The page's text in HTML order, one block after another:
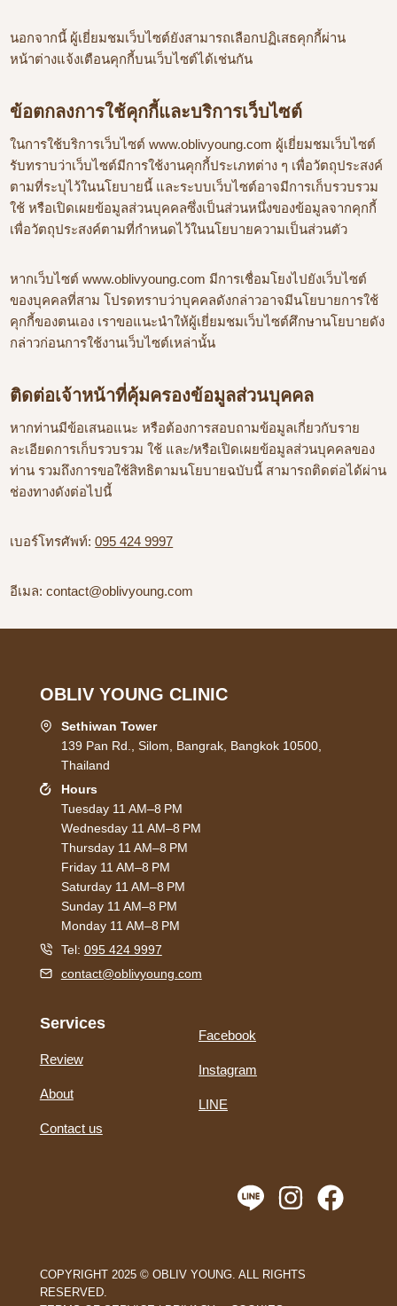
นอกจากนี้ ผู้เยี่ยมชมเว็บไซต์ยังสามารถเลือกปฏิเสธคุกกี้ผ่าน
หน้าต่างแจ้งเตือนคุกกี้บนเว็บไซต์ได้เช่นกัน
ข้อตกลงการใช้คุกกี้และบริการเว็บไซต์
ในการใช้บริการเว็บไซต์ www.oblivyoung.com ผู้เยี่ยมชมเว็บไซต์
รับทราบว่าเว็บไซต์มีการใช้งานคุกกี้ประเภทต่าง ๆ เพื่อวัตถุประสงค์
ตามที่ระบุไว้ในนโยบายนี้ และระบบเว็บไซต์อาจมีการเก็บรวบรวม
ใช้ หรือเปิดเผยข้อมูลส่วนบุคคลซึ่งเป็นส่วนหนึ่งของข้อมูลจากคุกกี้
เพื่อวัตถุประสงค์ตามที่กำหนดไว้ในนโยบายความเป็นส่วนตัว
หากเว็บไซต์ www.oblivyoung.com มีการเชื่อมโยงไปยังเว็บไซต์
ของบุคคลที่สาม โปรดทราบว่าบุคคลดังกล่าวอาจมีนโยบายการใช้
คุกกี้ของตนเอง เราขอแนะนำให้ผู้เยี่ยมชมเว็บไซต์ศึกษานโยบายดัง
กล่าวก่อนการใช้งานเว็บไซต์เหล่านั้น
ติดต่อเจ้าหน้าที่คุ้มครองข้อมูลส่วนบุคคล
หากท่านมีข้อเสนอแนะ หรือต้องการสอบถามข้อมูลเกี่ยวกับราย
ละเอียดการเก็บรวบรวม ใช้ และ/หรือเปิดเผยข้อมูลส่วนบุคคลของ
ท่าน รวมถึงการขอใช้สิทธิตามนโยบายฉบับนี้ สามารถติดต่อได้ผ่าน
ช่องทางดังต่อไปนี้
เบอร์โทรศัพท์:095 424 9997
อีเมล:contact@oblivyoung.com
OBLIV YOUNG CLINIC
Sethiwan Tower
139 Pan Rd., Silom, Bangrak, Bangkok 10500,
Thailand
Hours
Tuesday 11 AM–8 PM
Wednesday 11 AM–8 PM
Thursday 11 AM–8 PM
Friday 11 AM–8 PM
Saturday 11 AM–8 PM
Sunday 11 AM–8 PM
Monday 11 AM–8 PM
Tel: 095 424 9997
contact@oblivyoung.com
Services
Review
About
Contact us
Facebook
Instagram
LINE
COPYRIGHT 2025 © OBLIV YOUNG. ALL RIGHTS
RESERVED.